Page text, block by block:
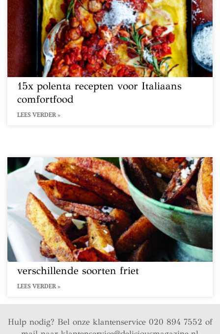
15x polenta recepten voor Italiaans
comfortfood
LEES VERDER »
verschillende soorten friet
LEES VERDER »
Hulp nodig? Bel onze klantenservice 020 894 7552 of